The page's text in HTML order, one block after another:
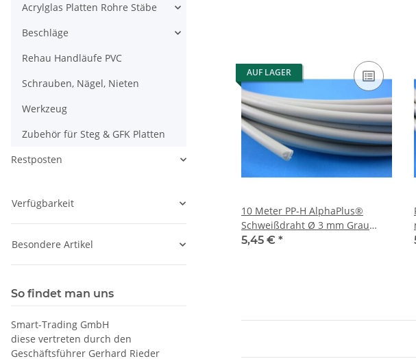
AUF LAGER
10 Meter PP-H AlphaPlus®
Schweißdraht Ø 3 mm Grau
Rund Kunststoffschweißdraht
5,45 € *
Acrylglas Platten Rohre Stäbe
Beschläge
Rehau Handläufe PVC
Schrauben, Nägel, Nieten
Werkzeug
Zubehör für Steg & GFK Platten
Restposten
Verfügbarkeit
Besondere Artikel
So findet man uns
Smart-Trading GmbH
diese vertreten durch den
Geschäftsführer Gerhard Rieder